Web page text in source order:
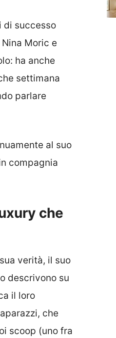
di successo
Moric e
ha anche
settimana
parlare
al suo
compagnia
che
verità, il suo
descrivono su
il loro
che
scoop (uno fra